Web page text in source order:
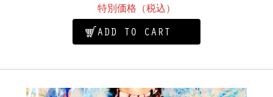
特別価格（税込）
ADD TO CART